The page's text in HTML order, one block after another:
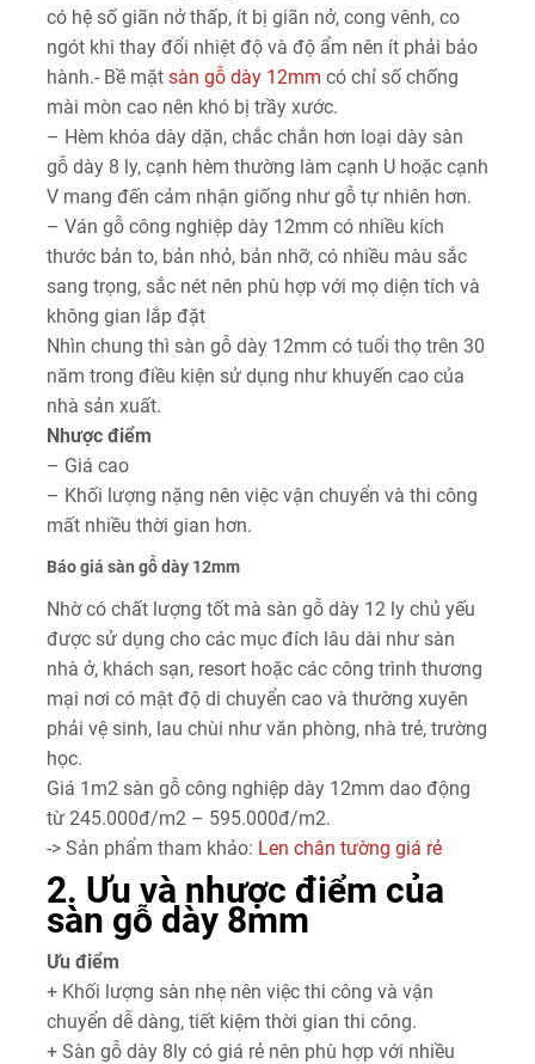
có hệ số giãn nở thấp, ít bị giãn nở, cong vênh, co
ngót khi thay đổi nhiệt độ và độ ẩm nên ít phải bảo
hành.- Bề mặt sàn gỗ dày 12mm có chỉ số chống
mài mòn cao nên khó bị trầy xước.
– Hèm khóa dày dặn, chắc chắn hơn loại dày sàn
gỗ dày 8 ly, cạnh hèm thường làm cạnh U hoặc cạnh
V mang đến cảm nhận giống như gỗ tự nhiên hơn.
– Ván gỗ công nghiệp dày 12mm có nhiều kích
thước bản to, bản nhỏ, bản nhỡ, có nhiều màu sắc
sang trọng, sắc nét nên phù hợp với mọ diện tích và
không gian lắp đặt
Nhìn chung thì sàn gỗ dày 12mm có tuổi thọ trên 30
năm trong điều kiện sử dụng như khuyến cao của
nhà sản xuất.
Nhược điểm
– Giá cao
– Khối lượng nặng nên việc vận chuyển và thi công
mất nhiều thời gian hơn.
Báo giá sàn gỗ dày 12mm
Nhờ có chất lượng tốt mà sàn gỗ dày 12 ly chủ yếu
được sử dụng cho các mục đích lâu dài như sàn
nhà ở, khách sạn, resort hoặc các công trình thương
mại nơi có mật độ di chuyển cao và thường xuyên
phải vệ sinh, lau chùi như văn phòng, nhà trẻ, trường
học.
Giá 1m2 sàn gỗ công nghiệp dày 12mm dao động
từ 245.000đ/m2 – 595.000đ/m2.
-> Sản phẩm tham khảo: Len chân tường giá rẻ
2. Ưu và nhược điểm của
sàn gỗ dày 8mm
Ưu điểm
+ Khối lượng sàn nhẹ nên việc thi công và vận
chuyển dễ dàng, tiết kiệm thời gian thi công.
+ Sàn gỗ dày 8ly có giá rẻ nên phù hợp với nhiều